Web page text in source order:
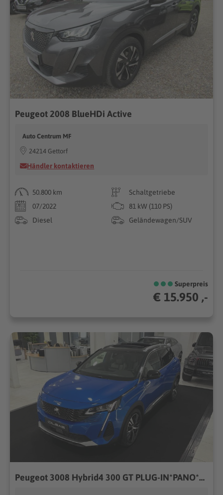
Peugeot 2008 BlueHDi Active
Auto Centrum MF
24214 Gettorf
Händler kontaktieren
50.800 km
Schaltgetriebe
07/2022
81 kW (110 PS)
Diesel
Geländewagen/SUV
Superpreis
€ 15.950 ,-
Peugeot 3008 Hybrid4 300 GT PLUG-IN*PANO*LED*KAMERA*